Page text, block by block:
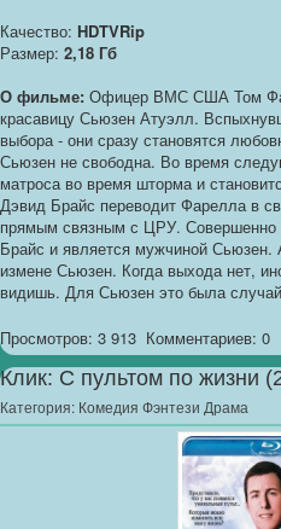
Качество: HDTVRip
Размер: 2,18 Гб
О фильме: Офицер ВМС США Том
красавицу Сьюзен Атуэлл.
выбора - они сразу становятся
Сьюзен не свободна. Во время
матроса во время шторма и
Дэвид Брайс переводит Фарелла в
прямым связным с ЦРУ. Совершенно
Брайс и является мужчиной
измене Сьюзен. Когда выхода нет,
видишь. Для Сьюзен это была
Просмотров: 3 913 Комментариев: 0
Клик: С пультом по жизни
Категория: Комедия Фэнтези Драма